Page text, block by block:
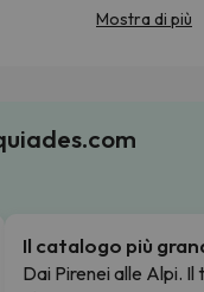
Mostra di più
Il catalogo più
Dai Pirenei alle Alpi. Il